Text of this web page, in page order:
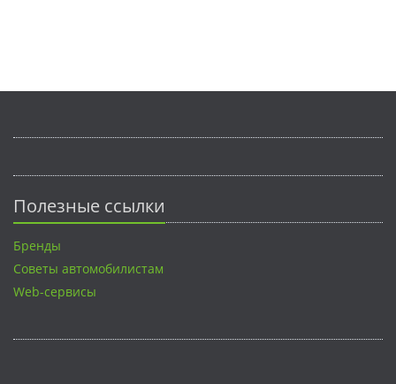
Полезные ссылки
Бренды
Советы автомобилистам
Web-сервисы